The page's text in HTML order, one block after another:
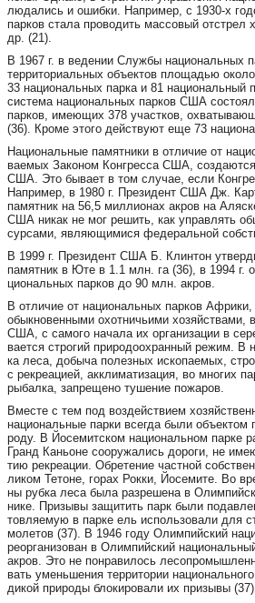
лю­да­лись и ошиб­ки. Нап­ри­мер, с 1930-х
пар­ков ста­ла про­во­дить мас­со­вый
др. (21).
В 1967 г. в ве­де­нии Служ­бы на­ци­о­наль­ных
тер­ри­то­ри­аль­ных объ­ек­тов пло­щадью
33 на­ци­о­наль­ных пар­ка и 81 на­ци­о­наль­ный
сис­те­ма на­ци­о­наль­ных пар­ков США
пар­ков, име­ю­щих 378 участ­ков,
(36). Кро­ме это­го действу­ют еще 73
На­ци­о­наль­ные па­мят­ни­ки в от­ли­чие от
ва­е­мых За­ко­ном Конг­рес­са США,
США. Это бы­ва­ет в том слу­чае, ес­ли
Нап­ри­мер, в 1980 г. Пре­зи­дент США Дж.
па­мят­ник на 56,5 мил­ли­о­нах ак­ров на
США ни­как не мог ре­шить, как уп­рав­лять
сур­са­ми, яв­ля­ю­щи­ми­ся фе­де­раль­ной
В 1999 г. Пре­зи­дент США Б. Клин­тон
па­мят­ник в Юте в 1.1 млн. га (36), в 1994 г.
ци­о­наль­ных пар­ков до 90 млн. ак­ров.
В от­ли­чие от на­ци­о­наль­ных пар­ков
обык­но­вен­ны­ми охот­ничь­и­ми хо­зяй­ства­ми,
США, с са­мо­го на­ча­ла их ор­га­ни­за­ции в
ва­ет­ся стро­гий при­ро­до­ох­ран­ный ре­жим. В
ка ле­са, до­бы­ча по­лез­ных ис­ко­па­е­мых,
с рек­ре­а­ци­ей, ак­кли­ма­ти­за­ция, во мно­гих
ры­бал­ка, зап­ре­ще­но ту­ше­ние по­жа­ров.
Вмес­те с тем под воз­дей­стви­ем
на­ци­о­наль­ные пар­ки всег­да бы­ли
ро­ду. В Йо­се­ми­тс­ком на­ци­о­наль­ном пар­ке
Гранд Кань­о­не со­ору­жа­лись до­ро­ги, не
тию рек­ре­а­ции. Об­ре­те­ние част­ной
ли­ком Те­то­не, го­рах Рок­ки, Йо­се­ми­те. Во
ны руб­ка ле­са бы­ла раз­ре­ше­на в
ни­ке. При­зы­вы за­щи­тить парк бы­ли
тов­ля­е­мую в пар­ке ель ис­поль­зо­ва­ли для
мо­ле­тов (37). В 1946 го­ду Олим­пийс­кий
ре­ор­га­ни­зо­ван в Олим­пийс­кий
ак­ров. Это не пон­ра­ви­лось
вать умень­ше­ния тер­ри­то­рии
ди­кой при­ро­ды бло­ки­ро­ва­ли их при­зы­вы